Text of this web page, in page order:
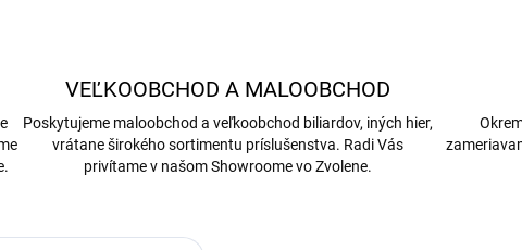
VEĽKOOBCHOD A MALOOBCHOD
Poskytujeme maloobchod a veľkoobchod biliardov, iných hier,
vrátane širokého sortimentu príslušenstva. Radi Vás
privítame v našom Showroome vo Zvolene.